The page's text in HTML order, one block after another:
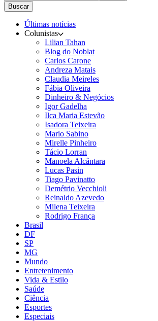
Buscar
Últimas notícias
Colunistas
Lilian Tahan
Blog do Noblat
Carlos Carone
Andreza Matais
Claudia Meireles
Fábia Oliveira
Dinheiro & Negócios
Igor Gadelha
Ilca Maria Estevão
Isadora Teixeira
Mario Sabino
Mirelle Pinheiro
Tácio Lorran
Manoela Alcântara
Lucas Pasin
Tiago Pavinatto
Demétrio Vecchioli
Reinaldo Azevedo
Milena Teixeira
Rodrigo França
Brasil
DF
SP
MG
Mundo
Entretenimento
Vida & Estilo
Saúde
Ciência
Esportes
Especiais